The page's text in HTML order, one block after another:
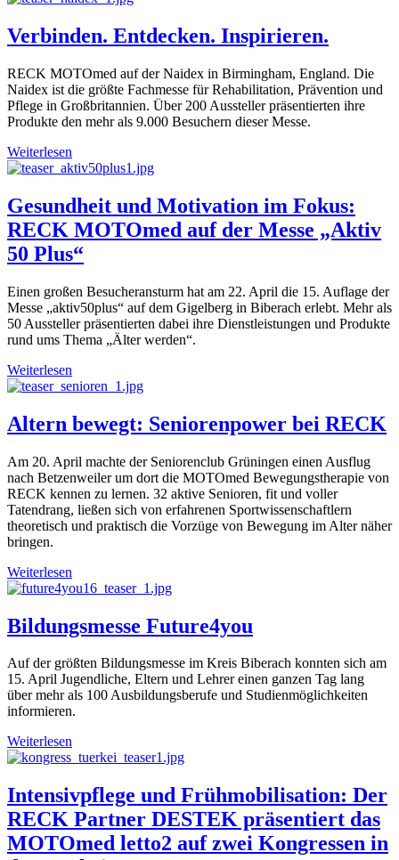
Verbinden. Entdecken. Inspirieren.
RECK MOTOmed auf der Naidex in Birmingham, England. Die
Naidex ist die größte Fachmesse für Rehabilitation, Prävention und
Pflege in Großbritannien. Über 200 Aussteller präsentierten ihre
Produkte den mehr als 9.000 Besuchern dieser Messe.
Weiterlesen
Gesundheit und Motivation im Fokus:
RECK MOTOmed auf der Messe „Aktiv
50 Plus“
Einen großen Besucheransturm hat am 22. April die 15. Auflage der
Messe „aktiv50plus“ auf dem Gigelberg in Biberach erlebt. Mehr als
50 Aussteller präsentierten dabei ihre Dienstleistungen und Produkte
rund ums Thema „Älter werden“.
Weiterlesen
Altern bewegt: Seniorenpower bei RECK
Am 20. April machte der Seniorenclub Grüningen einen Ausflug
nach Betzenweiler um dort die MOTOmed Bewegungstherapie von
RECK kennen zu lernen. 32 aktive Senioren, fit und voller
Tatendrang, ließen sich von erfahrenen Sportwissenschaftlern
theoretisch und praktisch die Vorzüge von Bewegung im Alter näher
bringen.
Weiterlesen
Bildungsmesse Future4you
Auf der größten Bildungsmesse im Kreis Biberach konnten sich am
15. April Jugendliche, Eltern und Lehrer einen ganzen Tag lang
über mehr als 100 Ausbildungsberufe und Studienmöglichkeiten
informieren.
Weiterlesen
Intensivpflege und Frühmobilisation: Der
RECK Partner DESTEK präsentiert das
MOTOmed letto2 auf zwei Kongressen in